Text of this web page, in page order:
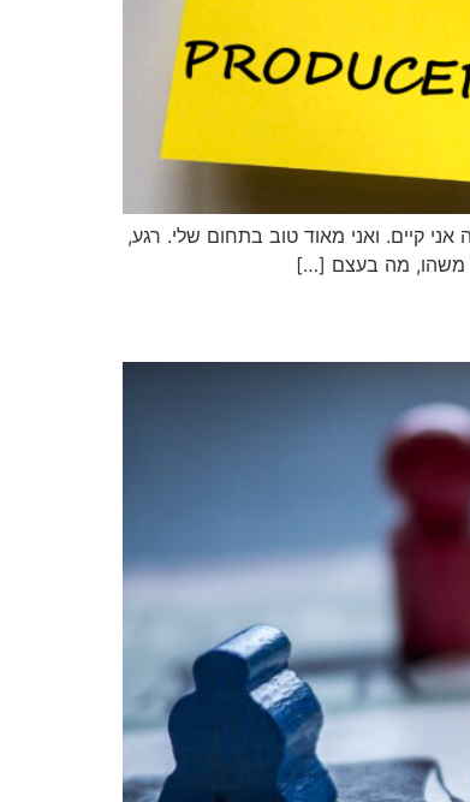
קיים. ואני מאוד טוב בתחום שלי. רגע,
משהו, מה בעצם […]